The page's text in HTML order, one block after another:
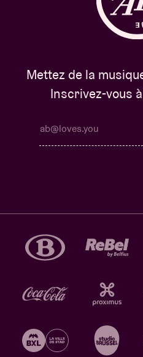
Mettez de la
Inscrivez-vous